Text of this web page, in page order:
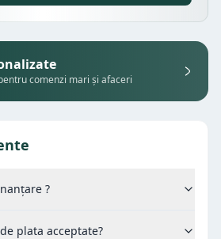
comenzi mari și afaceri
?
plata acceptate?